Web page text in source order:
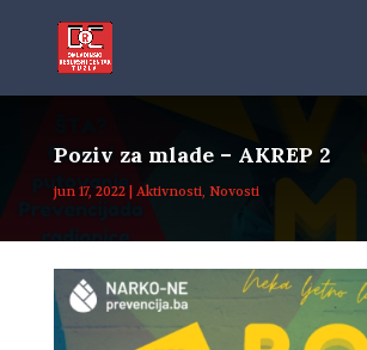
Poziv za mlade – AKREP 2
jun 17, 2022| Aktivnosti, Novosti